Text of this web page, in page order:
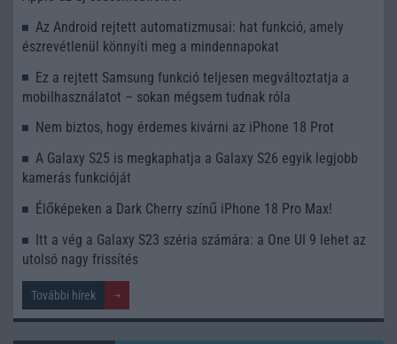
Az Android rejtett automatizmusai: hat funkció, amely
észrevétlenül könnyíti meg a mindennapokat
Ez a rejtett Samsung funkció teljesen megváltoztatja a
mobilhasználatot – sokan mégsem tudnak róla
Nem biztos, hogy érdemes kivárni az iPhone 18 Prot
A Galaxy S25 is megkaphatja a Galaxy S26 egyik legjobb
kamerás funkcióját
Élőképeken a Dark Cherry színű iPhone 18 Pro Max!
Itt a vég a Galaxy S23 széria számára: a One UI 9 lehet az
utolsó nagy frissítés
További hírek